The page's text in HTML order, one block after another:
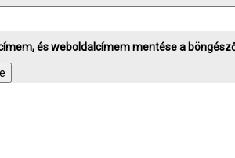
és weboldalcímem mentése a